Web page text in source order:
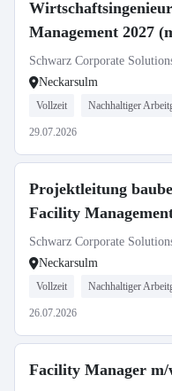
Management 2027
Schwarz Corporate
Neckarsulm
Vollzeit Nachhaltiger
29.07.2026
Projektleitung
Facility
Schwarz Corporate
Neckarsulm
Vollzeit Nachhaltiger
26.07.2026
Facility Manager m/